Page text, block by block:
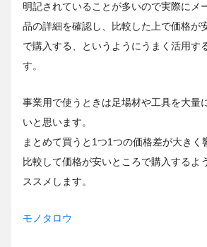
明記されていることが多いので実際にメ
品の詳細を確認し、比較した上で価格が
で購入する、というようにうまく活用す
す。
事業用で使うときは足場材や工具を大量
いと思います。
まとめて買うと1つ1つの価格差が大きく
比較して価格が安いところで購入するよ
ススメします。
モノタロウ